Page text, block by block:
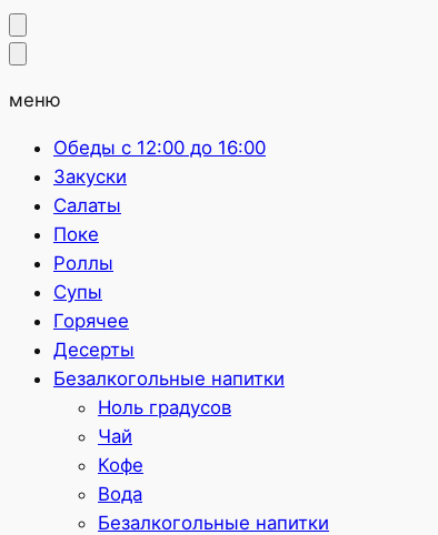
меню
Обеды с 12:00 до 16:00
Закуски
Салаты
Поке
Роллы
Супы
Горячее
Десерты
Безалкогольные напитки
Ноль градусов
Чай
Кофе
Вода
Безалкогольные напитки